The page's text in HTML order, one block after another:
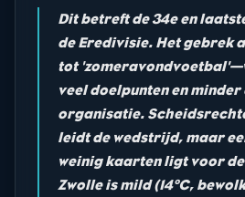
Dit betreft de 34e en
de Eredivisie. Het gebrek
tot
veel doelpunten en minder
organisatie.
leidt de wedstrijd, maar
weinig kaarten ligt voor
Zwolle is mild (14°C,